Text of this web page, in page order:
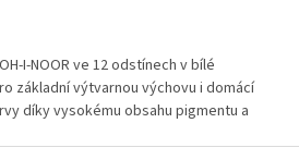
I-NOOR ve 12 odstínech v bílé
základní výtvarnou výchovu i domácí
díky vysokému obsahu pigmentu a